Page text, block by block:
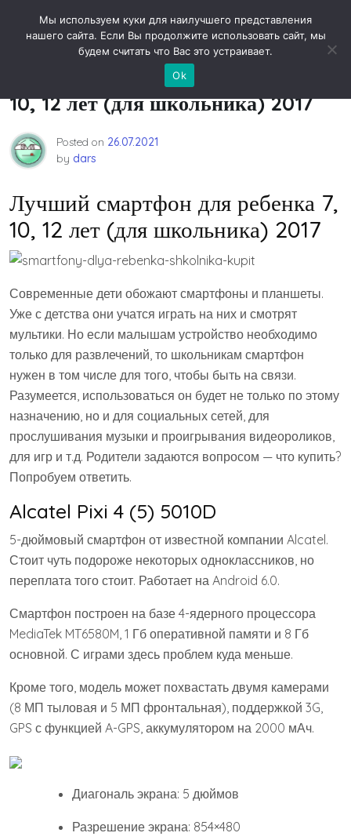
Новости технологий
Лучший смартфон для ребенка 7,
10, 12 лет (для школьника) 2017
Posted on 26.07.2021
by dars
Лучший смартфон для ребенка 7,
10, 12 лет (для школьника) 2017
Современные дети обожают смартфоны и планшеты.
Уже с детства они учатся играть на них и смотрят
мультики. Но если малышам устройство необходимо
только для развлечений, то школьникам смартфон
нужен в том числе для того, чтобы быть на связи.
Разумеется, использоваться он будет не только по этому
назначению, но и для социальных сетей, для
прослушивания музыки и проигрывания видеороликов,
для игр и т.д. Родители задаются вопросом — что купить?
Попробуем ответить.
Alcatel Pixi 4 (5) 5010D
5-дюймовый смартфон от известной компании Alcatel.
Стоит чуть подороже некоторых одноклассников, но
переплата того стоит. Работает на Android 6.0.
Смартфон построен на базе 4-ядерного процессора
MediaTek MT6580M, 1 Гб оперативной памяти и 8 Гб
основной. С играми здесь проблем куда меньше.
Кроме того, модель может похвастать двумя камерами
(8 МП тыловая и 5 МП фронтальная), поддержкой 3G,
GPS с функцией A-GPS, аккумулятором на 2000 мАч.
Диагональ экрана: 5 дюймов
Разрешение экрана: 854×480
Мы используем куки для наилучшего представления
нашего сайта. Если Вы продолжите использовать сайт, мы
будем считать что Вас это устраивает.
Ok